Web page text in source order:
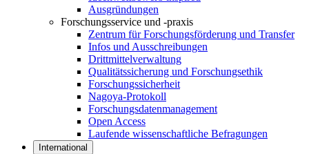
Ausgründungen
Forschungsservice und -praxis
Zentrum für Forschungsförderung und Transfer
Infos und Ausschreibungen
Drittmittelverwaltung
Qualitätssicherung und Forschungsethik
Forschungssicherheit
Nagoya-Protokoll
Forschungsdatenmanagement
Open Access
Laufende wissenschaftliche Befragungen
International